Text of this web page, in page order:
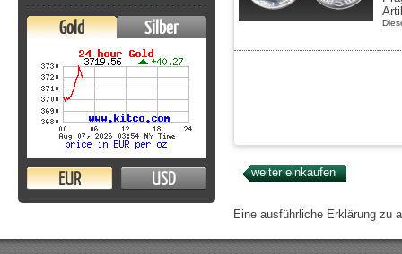
Gold Silber
EUR USD
Eine ausführliche Erklärung zu